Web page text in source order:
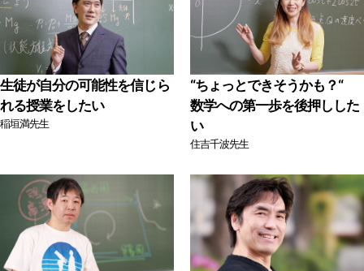
生徒が自分の可能性を信じら
れる授業をしたい
稲垣満先生
“ちょっとできそうかも？“
数学への第一歩を後押しした
い
住吉千波先生